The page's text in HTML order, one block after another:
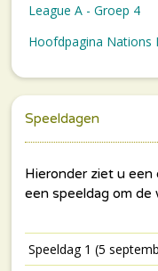
League A - Groep 4
Hoofdpagina Nations
Speeldagen
Speeldag 1 (5